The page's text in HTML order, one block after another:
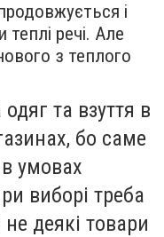
і
теплі речі. Але
з теплого
та взуття в
бо саме
умовах
виборі треба
деякі товари